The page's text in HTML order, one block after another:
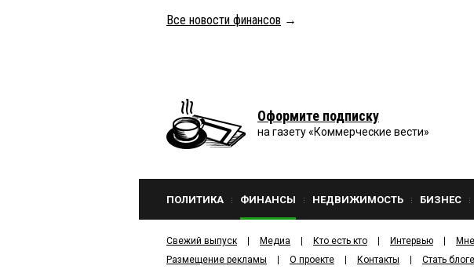
Все новости финансов →
Оформите подписку
на газету «Коммерческие вести»
ПОЛИТИКА ФИНАНСЫ НЕДВИЖИМОСТЬ БИЗНЕС
Свежий выпуск Медиа Кто есть кто Интервью
Размещение рекламы
О проекте Контакты Стать